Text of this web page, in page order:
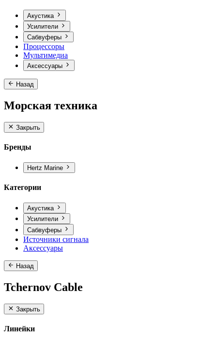
Акустика
Усилители
Сабвуферы
Процессоры
Мультимедиа
Аксессуары
Назад
Морская техника
Закрыть
Бренды
Hertz Marine
Категории
Акустика
Усилители
Сабвуферы
Источники сигнала
Аксессуары
Назад
Tchernov Cable
Закрыть
Линейки